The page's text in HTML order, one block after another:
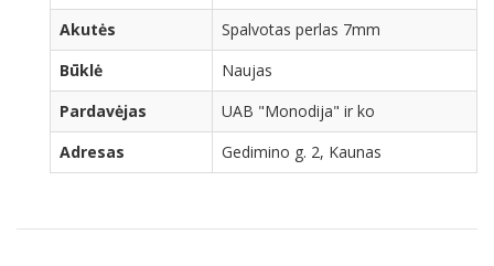
Akutės
Spalvotas perlas 7mm
Būklė
Naujas
Pardavėjas
UAB "Monodija" ir ko
Adresas
Gedimino g. 2, Kaunas